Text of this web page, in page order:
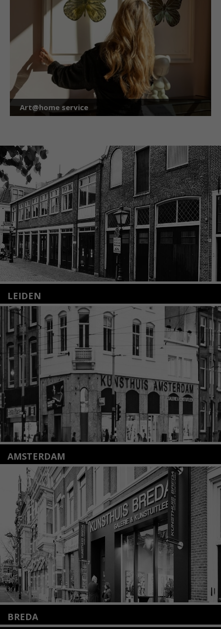
Art@home service
LEIDEN
Nieuwstraat 35
2312 KA Leiden
+31(0)71 – 52 84 480
info@kunsthuisleiden.nl
Lees meer
AMSTERDAM
Amstelveenseweg 135
1075 VX Amsterdam
+31 (0)20 2332546
info@kunsthuisamsterdam.nl
Lees meer
BREDA